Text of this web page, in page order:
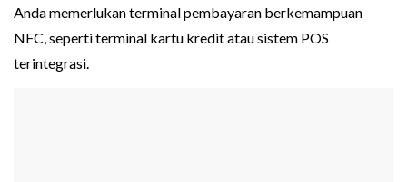
Anda memerlukan terminal pembayaran berkemampuan
NFC, seperti terminal kartu kredit atau sistem POS
terintegrasi.